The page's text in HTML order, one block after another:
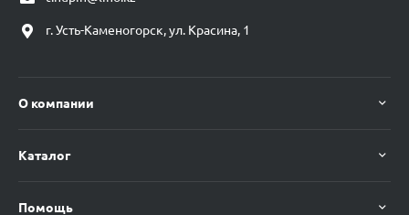
г. Усть-Каменогорск, ул. Красина, 1
О компании
Каталог
Помощь